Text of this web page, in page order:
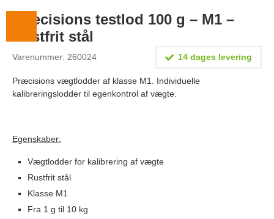
Laboratorievægte
Pakkevægte
Lægevægte
Veterinærvægte
Om Vægtbutikken
Præcisions testlod 100 g – M1 –
Rustfrit stål
Varenummer: 260024 14 dages levering
Præcisions vægtlodder af klasse M1. Individuelle
kalibreringslodder til egenkontrol af vægte.
Egenskaber:
Vægtlodder for kalibrering af vægte
Rustfrit stål
Klasse M1
Fra 1 g til 10 kg